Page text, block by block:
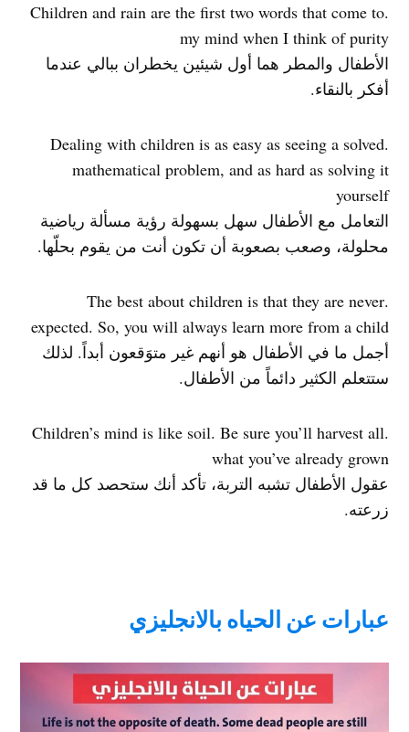
.Children and rain are the first two words that come to
my mind when I think of purity
الأطفال والمطر هما أول شيئين يخطران ببالي عندما
أفكر بالنقاء.
.Dealing with children is as easy as seeing a solved
mathematical problem, and as hard as solving it
yourself
التعامل مع الأطفال سهل بسهولة رؤية مسألة رياضية
محلولة، وصعب بصعوبة أن تكون أنت من يقوم بحلّها.
.The best about children is that they are never
expected. So, you will always learn more from a child
أجمل ما في الأطفال هو أنهم غير متوَقعون أبداً. لذلك
ستتعلم الكثير دائماً من الأطفال.
.Children’s mind is like soil. Be sure you’ll harvest all
what you’ve already grown
عقول الأطفال تشبه التربة، تأكد أنك ستحصد كل ما قد
زرعته.
عبارات عن الحياه بالانجليزي